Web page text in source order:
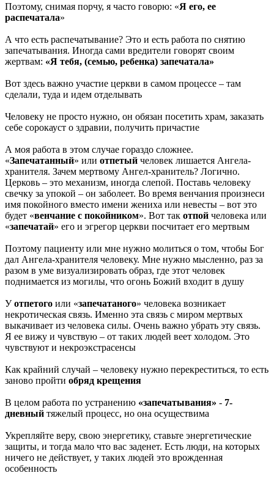
Поэтому, снимая порчу, я часто говорю: «Я его, ее
распечатала»
А что есть распечатывание? Это и есть работа по снятию
запечатывания. Иногда сами вредители говорят своим
жертвам: «Я тебя, (семью, ребенка) запечатала»
Вот здесь важно участие церкви в самом процессе – там
сделали, туда и идем отделывать
Человеку не просто нужно, он обязан посетить храм, заказать
себе сорокауст о здравии, получить причастие
А моя работа в этом случае гораздо сложнее.
«Запечатанный» или отпетый человек лишается Ангела-
хранителя. Зачем мертвому Ангел-хранитель? Логично.
Церковь – это механизм, иногда слепой. Поставь человеку
свечку за упокой – он заболеет. Во время венчания произнеси
имя покойного вместо имени жениха или невесты – вот это
будет «венчание с покойником». Вот так отпой человека или
«запечатай» его и эгрегор церкви посчитает его мертвым
Поэтому пациенту или мне нужно молиться о том, чтобы Бог
дал Ангела-хранителя человеку. Мне нужно мысленно, раз за
разом в уме визуализировать образ, где этот человек
поднимается из могилы, что огонь Божий входит в душу
Уотпетого или «запечатаного» человека возникает
некротическая связь. Именно эта связь с миром мертвых
выкачивает из человека силы. Очень важно убрать эту связь.
Я ее вижу и чувствую – от таких людей веет холодом. Это
чувствуют и некроэкстрасенсы
Как крайний случай – человеку нужно перекреститься, то есть
заново пройти обряд крещения
В целом работа по устранению «запечатывания» - 7-
дневный тяжелый процесс, но она осуществима
Укрепляйте веру, свою энергетику, ставьте энергетические
защиты, и тогда мало что вас заденет. Есть люди, на которых
ничего не действует, у таких людей это врожденная
особенность